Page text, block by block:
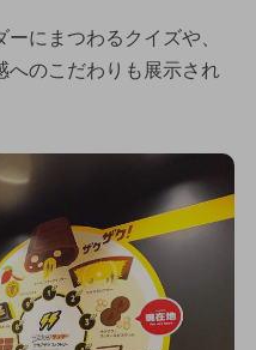
にまつわるクイズや、
へのこだわりも展示され